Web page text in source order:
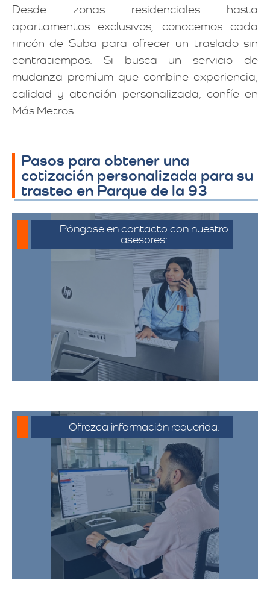
Desde zonas residenciales hasta
apartamentos exclusivos, conocemos cada
rincón de Suba para ofrecer un traslado sin
contratiempos. Si busca un servicio de
mudanza premium que combine experiencia,
calidad y atención personalizada, confíe en
Más Metros.
Pasos para obtener una
cotización personalizada para su
trasteo en Parque de la 93
Póngase en contacto con nuestro
asesores:
Para iniciar el proceso de solicitud de
cotización, puede comunicarse a través
de whatsapp haciendo click en cotizar.​
Ofrezca información requerida:
Debe proporcionar información detallada
sobre la mudanza, incluyendo la dirección
de origen y destino, el tipo y cantidad de
pertenencias.​